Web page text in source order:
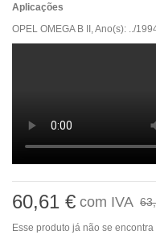
Aplicações
OPEL OMEGA B II, Ano(s): ../
60,61 € com IVA
Esse produto já não se encontra